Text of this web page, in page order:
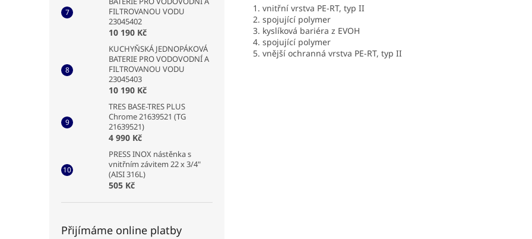
FILTROVANOU VODU
23045402
10 190 Kč
KUCHYŇSKÁ JEDNOPÁKOVÁ
BATERIE PRO VODOVODNÍ A
FILTROVANOU VODU
23045403
10 190 Kč
TRES BASE-TRES PLUS
Chrome 21639521 (TG
21639521)
4 990 Kč
PRESS INOX nástěnka s
vnitřním závitem 22 x 3/4"
(AISI 316L)
505 Kč
Přijímáme online platby
1. vnitřní vrstva PE-RT, typ II
2. spojující polymer
3. kyslíková bariéra z EVOH
4. spojující polymer
5. vnější ochranná vrstva PE-RT, typ II